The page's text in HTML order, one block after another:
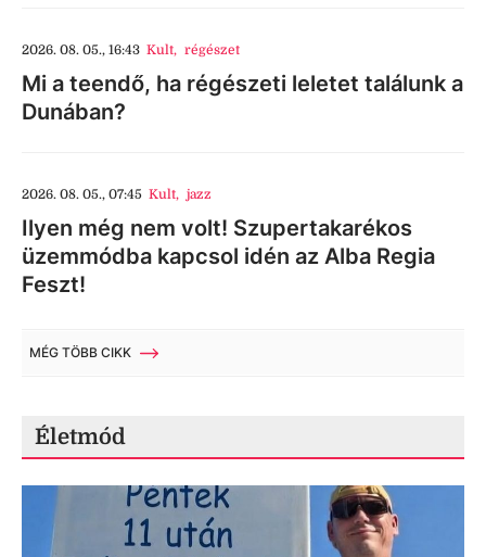
2026. 08. 05., 16:43 Kult, régészet
Mi a teendő, ha régészeti leletet találunk a
Dunában?
2026. 08. 05., 07:45 Kult, jazz
Ilyen még nem volt! Szupertakarékos
üzemmódba kapcsol idén az Alba Regia
Feszt!
MÉG TÖBB CIKK
Életmód